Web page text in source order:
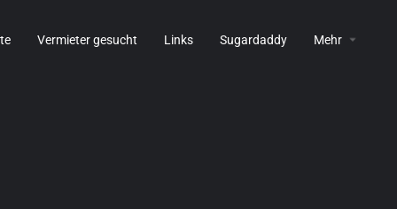
Vermieter gesucht Links Sugardaddy Mehr